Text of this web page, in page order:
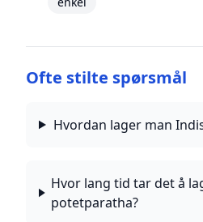
Ofte stilte spørsmål
Hvordan lager man
Hvor lang tid tar det å
potetparatha?